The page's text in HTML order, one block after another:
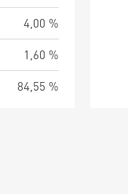
4,00 %
1,60 %
84,55 %